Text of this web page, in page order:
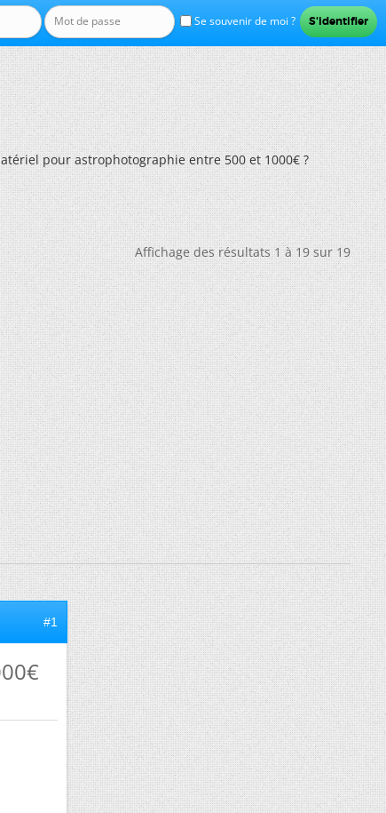
Se souvenir de moi ?
pour astrophotographie entre 500 et 1000€ ?
Affichage des résultats 1 à 19 sur 19
#1